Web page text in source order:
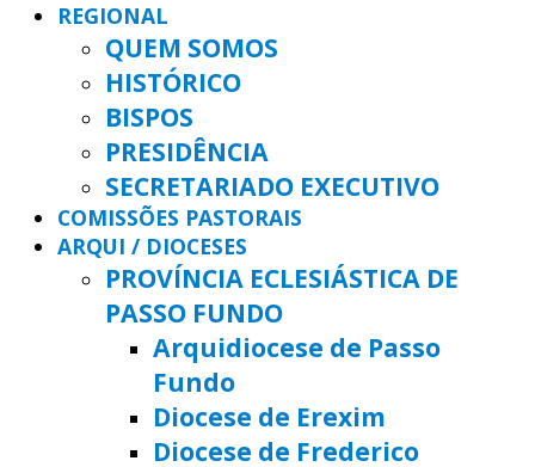
REGIONAL
QUEM SOMOS
HISTÓRICO
BISPOS
PRESIDÊNCIA
SECRETARIADO EXECUTIVO
COMISSÕES PASTORAIS
ARQUI / DIOCESES
PROVÍNCIA ECLESIÁSTICA DE
PASSO FUNDO
Arquidiocese de Passo
Fundo
Diocese de Erexim
Diocese de Frederico